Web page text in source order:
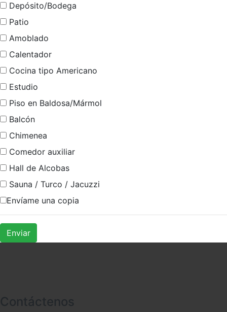
Depósito/Bodega
Patio
Amoblado
Calentador
Cocina tipo Americano
Estudio
Piso en Baldosa/Mármol
Balcón
Chimenea
Comedor auxiliar
Hall de Alcobas
Sauna / Turco / Jacuzzi
Envíame una copia
Enviar
Contáctenos